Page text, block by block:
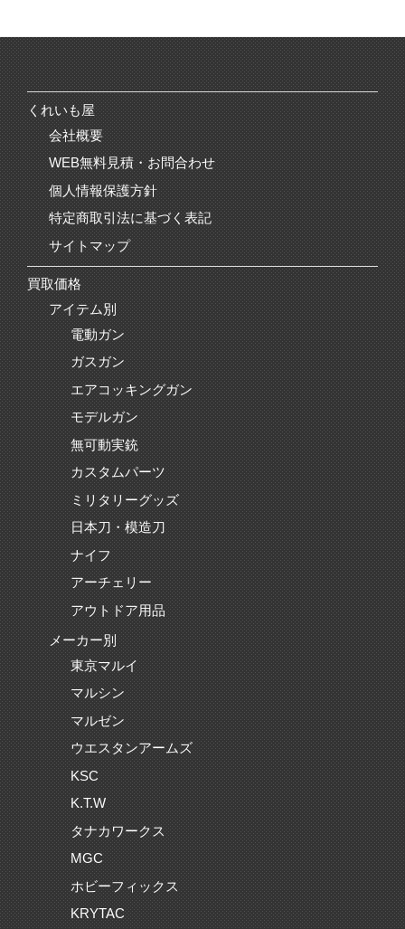
くれいも屋
会社概要
WEB無料見積・お問合わせ
個人情報保護方針
特定商取引法に基づく表記
サイトマップ
買取価格
アイテム別
電動ガン
ガスガン
エアコッキングガン
モデルガン
無可動実銃
カスタムパーツ
ミリタリーグッズ
日本刀・模造刀
ナイフ
アーチェリー
アウトドア用品
メーカー別
東京マルイ
マルシン
マルゼン
ウエスタンアームズ
KSC
K.T.W
タナカワークス
MGC
ホビーフィックス
KRYTAC